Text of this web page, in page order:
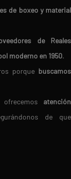
de boxeo y material
de Reales
moderno en 1950.
porque buscamos
atención
de que